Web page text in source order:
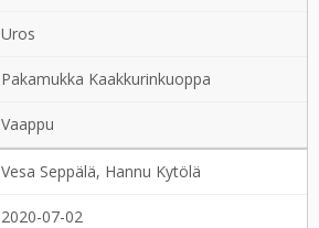
Uros
Pakamukka Kaakkurinkuoppa
Vaappu
Vesa Seppälä, Hannu Kytölä
2020-07-02